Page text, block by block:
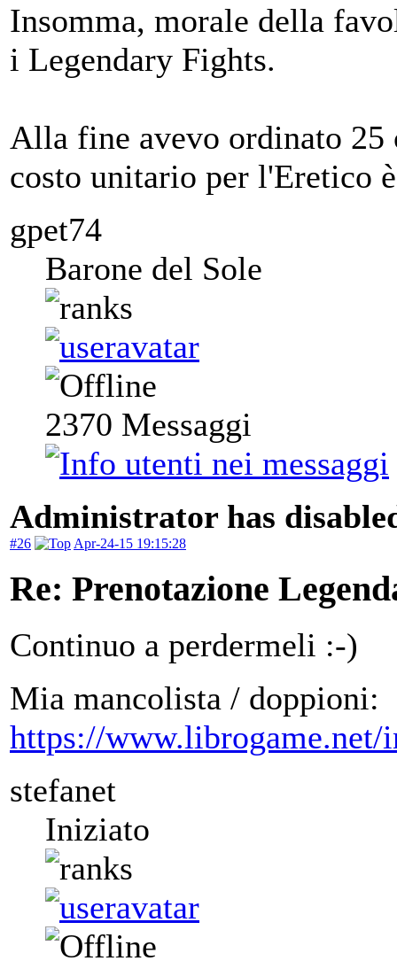
Insomma, morale della
i Legendary Fights.
Alla fine avevo ordinato
costo unitario per l'Eretico
gpet74
Barone del Sole
2370 Messaggi
Administrator has
#26 Apr-24-15 19:15:28
Re: Prenotazione
Continuo a perdermeli :-)
Mia mancolista / doppioni:
https://
stefanet
Iniziato